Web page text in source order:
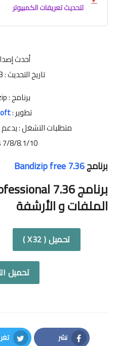
لتحديث تعريفات الكمبيوتر
أحدث إصدار :
تاريخ التحديث : 25/06/2023
برنامج : Bandizip
تطوير :
متطلبات التشغل : يدعم
7/8/8.1/10
برنامجBandizip free 7.36
الملفات و الأرشفة
تحميل ( X32 )
تحميل
نشر